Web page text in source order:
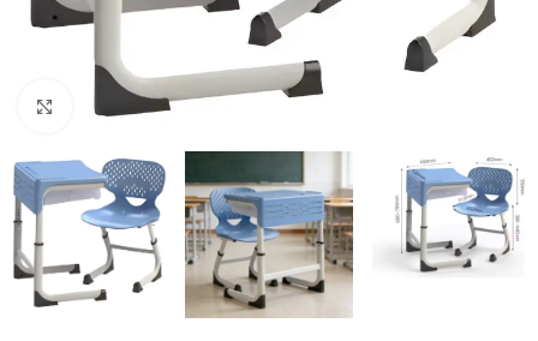
Clic para ampliar